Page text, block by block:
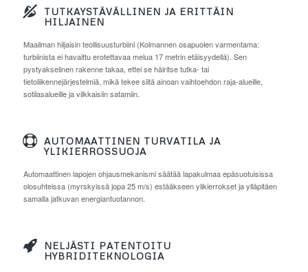
TUTKAYSTÄVÄLLINEN JA ERITTÄIN
HILJAINEN
Maailman hiljaisin teollisuusturbiini (Kolmannen osapuolen varmentama:
turbiinista ei havaittu erotettavaa melua 17 metrin etäisyydellä). Sen
pystyakselinen rakenne takaa, ettei se häiritse tutka- tai
tietoliikennejärjestelmiä, mikä tekee siitä ainoan vaihtoehdon raja-alueille,
sotilasalueille ja vilkkaisiin satamiin.
AUTOMAATTINEN TURVATILA JA
YLIKIERROSSUOJA
Automaattinen lapojen ohjausmekanismi säätää lapakulmaa epäsuotuisissa
olosuhteissa (myrskyissä jopa 25 m/s) estääkseen ylikierrokset ja ylläpitäen
samalla jatkuvan energiantuotannon.
NELJÄSTI PATENTOITU
HYBRIDITEKNOLOGIA